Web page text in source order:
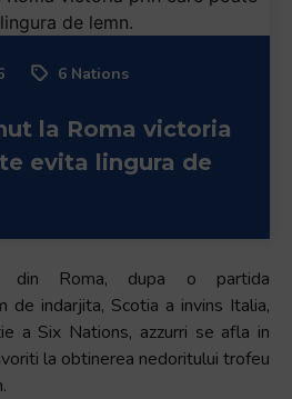
6 Nations
la Roma victoria
evita lingura de
din Roma, dupa o partida
de indarjita, Scotia a invins Italia,
a Six Nations, azzurri se afla in
la obtinerea nedoritului trofeu